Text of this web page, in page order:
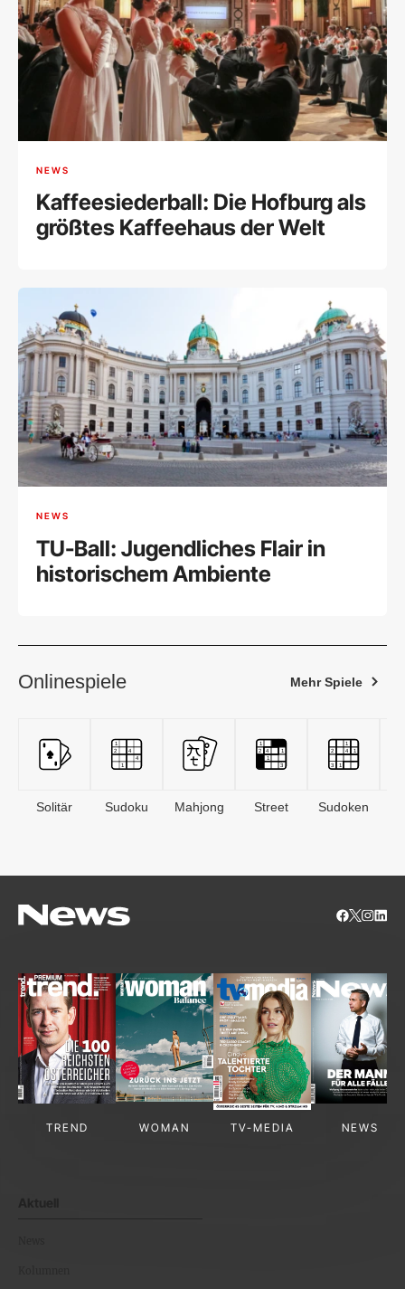
NEWS
Kaffeesiederball: Die Hofburg als
größtes Kaffeehaus der Welt
NEWS
TU-Ball: Jugendliches Flair in
historischem Ambiente
Onlinespiele Mehr Spiele
Solitär Sudoku Mahjong Street Sudoken
TREND WOMAN TV-MEDIA NEWS